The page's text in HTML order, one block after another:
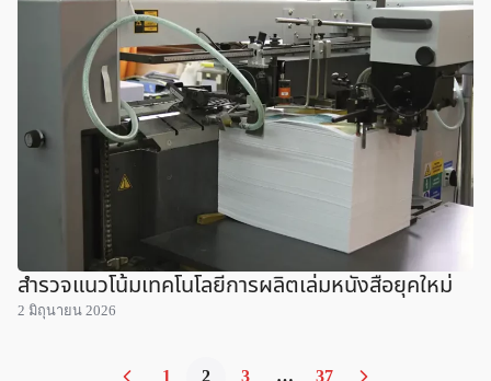
สำรวจแนวโน้มเทคโนโลยีการผลิตเล่มหนังสือยุคใหม่
2 มิถุนายน 2026
1 2 3 … 37